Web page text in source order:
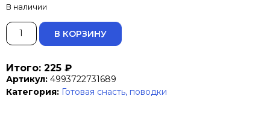
В наличии
В КОРЗИНУ ALTERNATIVE:
Итого: 225 ₽
Артикул: 4993722731689
Категория: Готовая снасть, поводки